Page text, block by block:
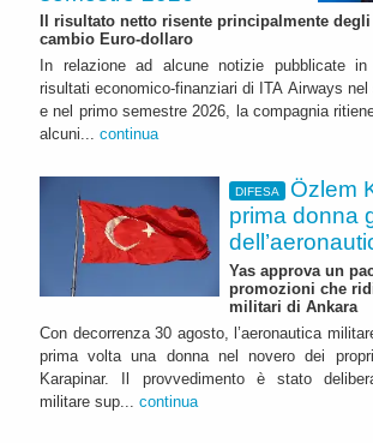
Il risultato netto risente principalmente degli
cambio Euro-dollaro
In relazione ad alcune notizie pubblicate
risultati economico-finanziari di ITA Airways
e nel primo semestre 2026, la compagnia
alcuni... continua
DIFESA
Özlem
prima donna
Yas approva un
promozioni che
militari di Ankara
Con decorrenza 30 agosto, l’aeronautica
prima volta una donna nel novero dei
Karapinar. Il provvedimento è stato
militare sup... continua